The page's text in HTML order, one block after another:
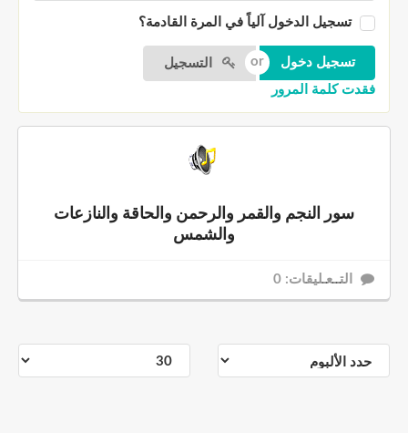
تسجيل الدخول آلياً في المرة القادمة؟
التسجيل
فقدت كلمة المرور
سور النجم والقمر والرحمن والحاقة والنازعات
والشمس
التــعـليقات: 0